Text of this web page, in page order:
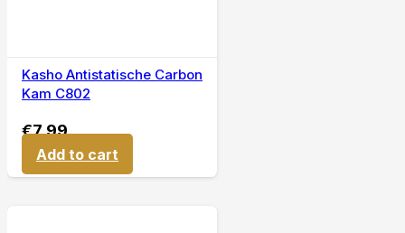
Kasho Antistatische Carbon
Kam C802
€7,99
Add to cart